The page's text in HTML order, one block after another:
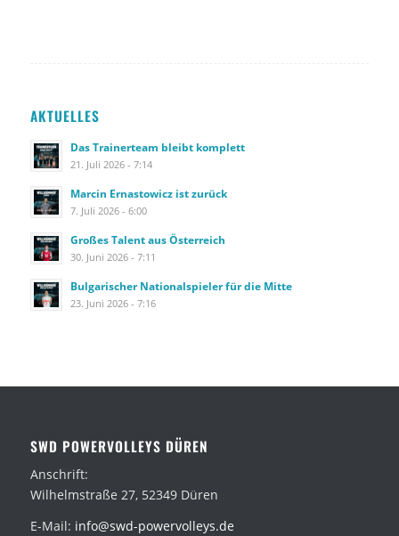
AKTUELLES
Das Trainerteam bleibt komplett
21. Juli 2026 - 7:14
Marcin Ernastowicz ist zurück
7. Juli 2026 - 6:00
Großes Talent aus Österreich
30. Juni 2026 - 7:11
Bulgarischer Nationalspieler für die Mitte
23. Juni 2026 - 7:16
SWD POWERVOLLEYS DÜREN
Anschrift:
Wilhelmstraße 27, 52349 Düren
E-Mail: info@swd-powervolleys.de